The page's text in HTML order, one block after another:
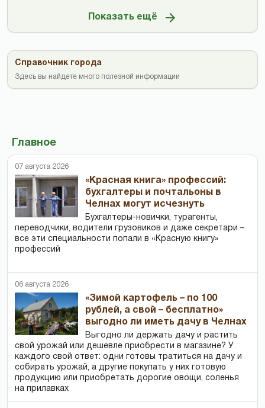
Показать ещё
Справочник города
Здесь вы найдете много полезной информации
Главное
07 августа 2026
«Красная книга» профессий:
бухгалтеры и почтальоны в
Челнах могут исчезнуть
Бухгалтеры-новички, тур­агенты,
переводчики, водители грузовиков и даже секретари –
все эти специальности попали в «Красную книгу»
профессий
06 августа 2026
«Зимой картофель – по 100
рублей, а свой – бесплатно»
выгодно ли иметь дачу в Челнах
Выгодно ли держать дачу и растить
свой урожай или дешевле приобрести в магазине? У
каждого свой ответ: одни готовы тратиться на дачу и
собирать урожай, а другие покупать у них готовую
продукцию или приобретать дорогие овощи, соленья
на прилавках